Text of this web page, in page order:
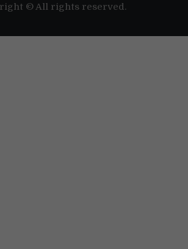
© All rights reserved.